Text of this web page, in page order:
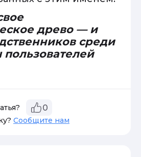
древо — и
среди
пользователей
0
Сообщите нам